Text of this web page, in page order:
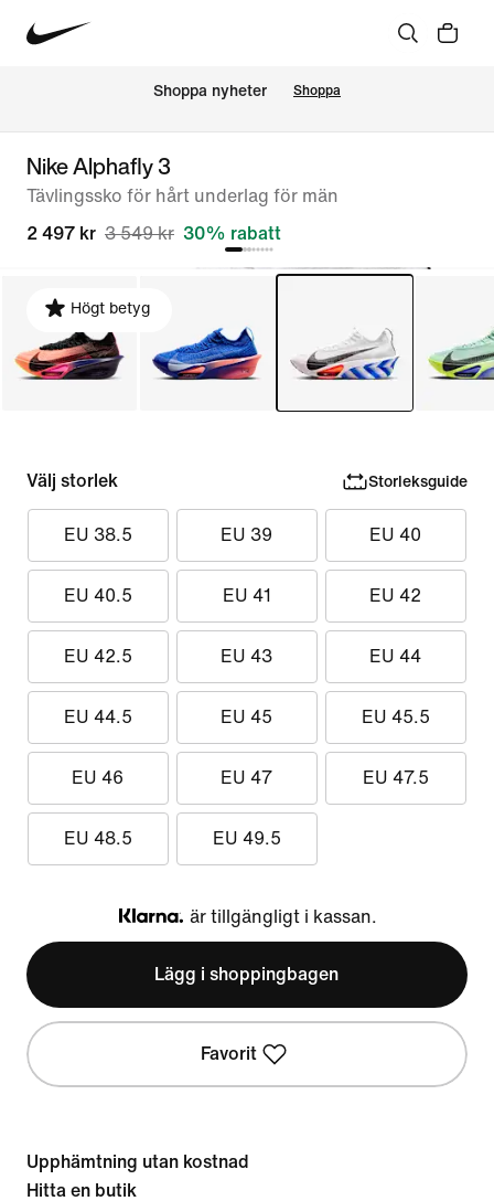
Shoppa nyheter Shoppa
Nike Alphafly 3
Tävlingssko för hårt underlag för män
2 497 kr 3 549 kr 30% rabatt
Högt betyg
Välj storlek Storleksguide
EU 38.5 EU 39 EU 40
EU 40.5 EU 41 EU 42
EU 42.5 EU 43 EU 44
EU 44.5 EU 45 EU 45.5
EU 46 EU 47 EU 47.5
EU 48.5 EU 49.5
Klarna
är tillgängligt i kassan.
Lägg i shoppingbagen
Favorit
Upphämtning utan kostnad
Hitta en butik